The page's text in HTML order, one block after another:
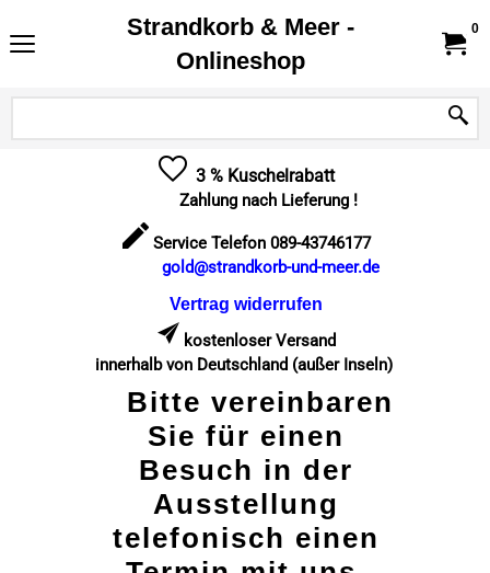
Strandkorb & Meer -
Onlineshop
0
3 % Kuschelrabatt
Zahlung nach Lieferung !
Service Telefon 089-43746177
gold@strandkorb-und-meer.de
Vertrag widerrufen
kostenloser Versand
innerhalb von Deutschland (außer Inseln)
Bitte vereinbaren
Sie für einen
Besuch in der
Ausstellung
telefonisch einen